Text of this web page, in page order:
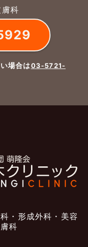
科
場合は03-5721-
・形成外科・美容
科